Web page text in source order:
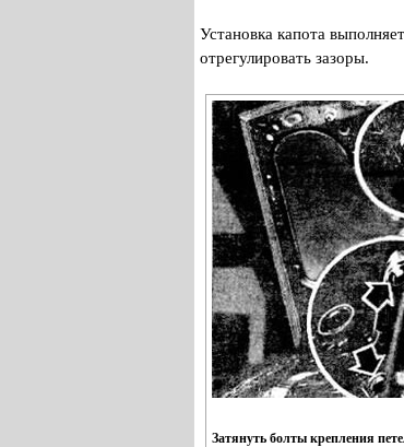
Установка капота
отрегулировать зазоры.
Затянуть болты крепления